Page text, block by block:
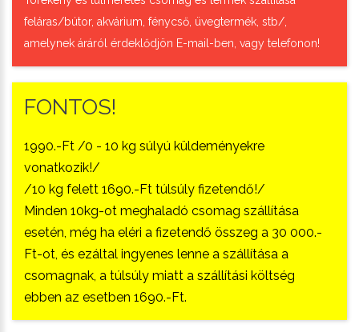
feláras/bútor, akvárium, fénycső, üvegtermék, stb/,
amelynek áráról érdeklődjön E-mail-ben, vagy telefonon!
FONTOS!
1990.-Ft /0 - 10 kg súlyú küldeményekre
vonatkozik!/
/10 kg felett 1690.-Ft túlsúly fizetendő!/
Minden 10kg-ot meghaladó csomag szállítása
esetén, még ha eléri a fizetendő összeg a 30 000.-
Ft-ot, és ezáltal ingyenes lenne a szállítása a
csomagnak, a túlsúly miatt a szállítási költség
ebben az esetben 1690.-Ft.